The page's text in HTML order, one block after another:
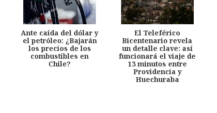
Ante caída del dólar y
el petróleo: ¿Bajarán
los precios de los
combustibles en
Chile?
El Teleférico
Bicentenario revela
un detalle clave: así
funcionará el viaje de
13 minutos entre
Providencia y
Huechuraba